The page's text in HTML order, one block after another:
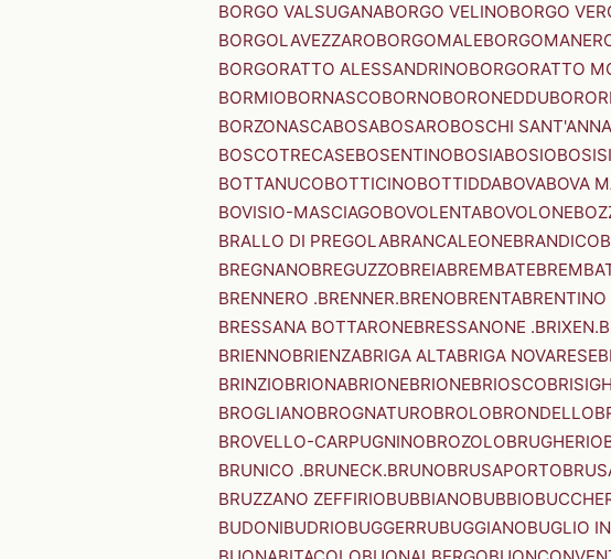
BORGO VALSUGANABORGO VELINOBORGO
BORGOLAVEZZAROBORGOMALE
BORGORATTO ALESSANDRINOBORGORATTO
BORMIOBORNASCOBORNOBORONEDDU
BORZONASCABOSABOSAROBOSCHI SANT'ANNA
BOSCOTRECASEBOSENTINOBOSIABOSIO
BOTTANUCOBOTTICINOBOTTIDDABOVABOVA
BOVISIO-MASCIAGOBOVOLENTABOVOLONE
BRALLO DI PREGOLABRANCALEONEBRANDICO
BREGNANOBREGUZZOBREIABREMBATE
BRENNERO .BRENNER.BRENOBRENTA
BRESSANA BOTTARONEBRESSANONE .BRIXEN.
BRIENNOBRIENZABRIGA ALTABRIGA NOVARESE
BRINZIOBRIONABRIONEBRIONEBRIOSCO
BROGLIANOBROGNATUROBROLOBRONDELLO
BROVELLO-CARPUGNINOBROZOLOBRUGHERIO
BRUNICO .BRUNECK.BRUNOBRUSAPORTO
BRUZZANO ZEFFIRIOBUBBIANOBUBBIO
BUDONIBUDRIOBUGGERRUBUGGIANOBUGLIO